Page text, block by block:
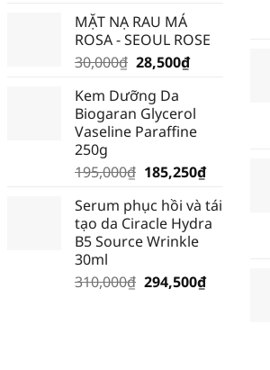
là:
135,000₫.là:
MẶT NẠ RAU MÁ
ROSA - SEOUL ROSE
30,000₫ Giá
là:
30,000₫.
28,500₫Giá
là:
28,500₫.
Kem Dưỡng Da
Biogaran Glycerol
Vaseline Paraffine
250g
195,000₫ Giá
là:
195,000₫.
185,250₫Giá
tại
là:
Serum phục hồi và tái
tạo da Ciracle Hydra
B5 Source Wrinkle
30ml
310,000₫ Giá
294,500₫Giá